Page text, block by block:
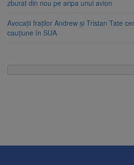
zburat din nou pe aripa unui avion
Avocații fraților Andrew și Tristan Tate
cauțiune în SUA